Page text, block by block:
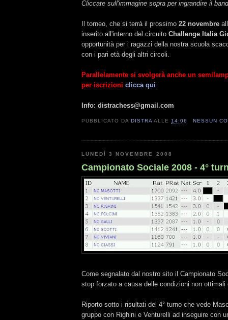
Cliccate sull'immagine sopra per ingrandire il
Il torneo, che si terrà il prossimo 22 novembre
inserito all'interno del circuito Challenge Italia
opportunità per i ragazzi della nostra scuola
con i pari età degli altri circoli.
Parallelamente si svolgerà anche un
per iscrizioni clicca qui
Info: distrachess@gmail.com
PUBBLICATO DADISTRA ALLE 14:06 NESSUN
LUNEDÌ 3 NOVEMBRE 2008
Campionato Sociale 2008 - 4°
Come segnalato dal nostro sito il Campionato
stop forzato a causa delle condizioni non ottimali
Riporto sotto i risultati del 4° turno che vede
gruppo con Righini e Venturelli ad inseguire con